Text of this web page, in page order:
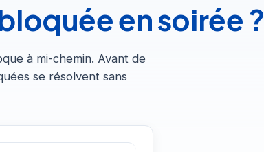
en soirée ?
à mi-chemin. Avant de
se résolvent sans